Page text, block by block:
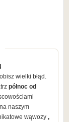
wielki błąd.
północ od
naszym
wąwozy ,